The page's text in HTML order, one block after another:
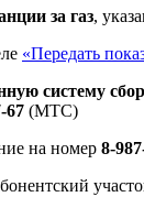
за газ,
«Передать
систему
67 (МТС)
на номер 8-